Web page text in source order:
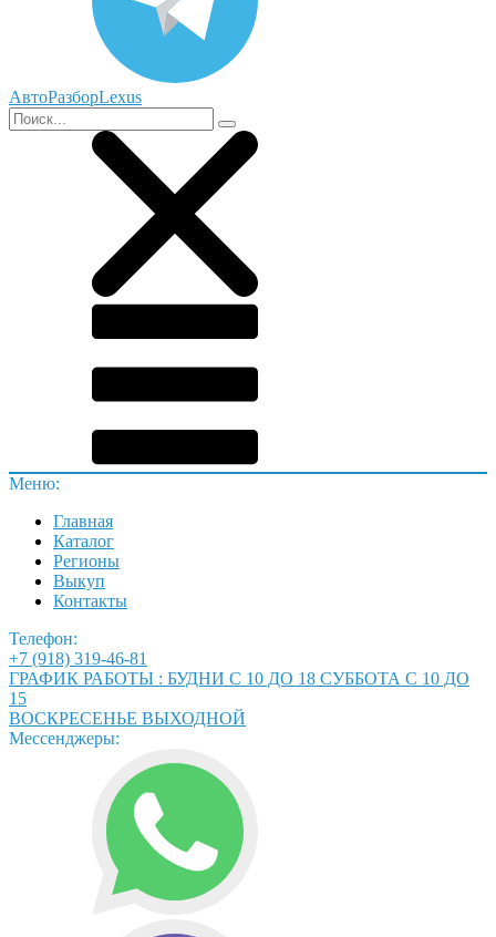
АвтоРазборLexus
Меню:
Главная
Каталог
Регионы
Выкуп
Контакты
Телефон:
+7 (918) 319-46-81
ГРАФИК РАБОТЫ : БУДНИ С 10 ДО 18 СУББОТА С 10 ДО
15
ВОСКРЕСЕНЬЕ ВЫХОДНОЙ
Мессенджеры: